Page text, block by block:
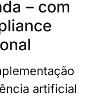
– com
artificial